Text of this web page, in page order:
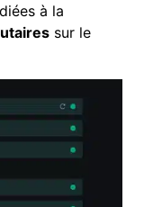
à la
sur le